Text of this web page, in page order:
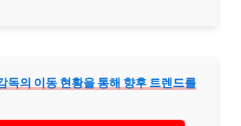
독의 이동 현황을 통해 향후 트렌드를